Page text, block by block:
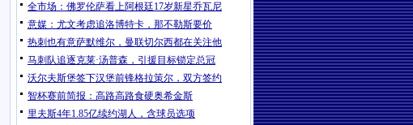
全市场：佛罗伦萨看上阿根廷17岁新星乔瓦尼
意媒：尤文考虑追洛博特卡，那不勒斯要价
热刺也有意萨默维尔，曼联切尔西都在关注他
马刺队追逐克莱·汤普森，引援目标锁定总冠
沃尔夫斯堡签下汉堡前锋格拉策尔，双方签约
智杯赛前简报：高路高路食硬奥希金斯
里夫斯4年1.85亿续约湖人，含球员选项